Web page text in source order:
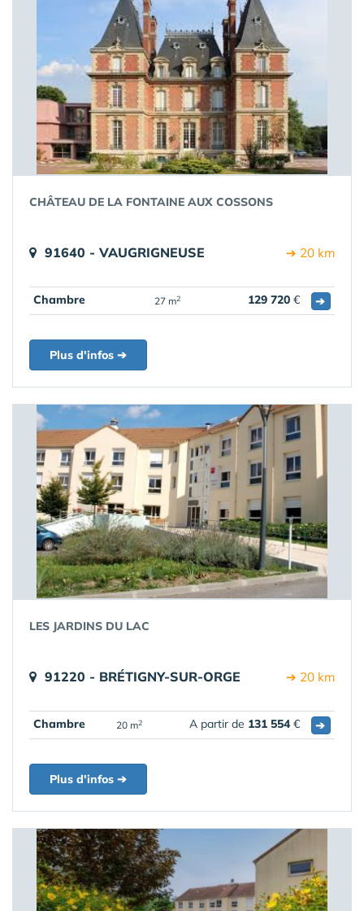
CHÂTEAU DE LA FONTAINE AUX COSSONS
91640 - VAUGRIGNEUSE ➔ 20 km
Chambre 27 m2 129 720 € ➔
Plus d'infos ➔
LES JARDINS DU LAC
91220 - BRÉTIGNY-SUR-ORGE ➔ 20 km
Chambre 20 m2 A partir de 131 554€ ➔
Plus d'infos ➔